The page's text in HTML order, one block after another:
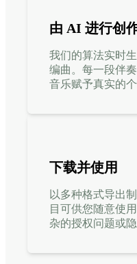
由 AI 进行创
我们的算法实时
编曲。每一段伴
音乐赋予真实的
下载并使用
以多种格式导出
目可供您随意使
杂的授权问题或隐